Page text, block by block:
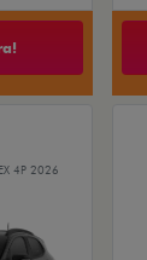
4P 2026